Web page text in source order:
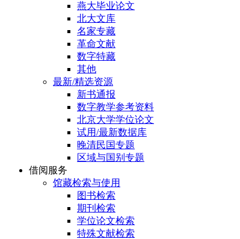
燕大毕业论文
北大文库
名家专藏
革命文献
数字特藏
其他
最新/精选资源
新书通报
数字教学参考资料
北京大学学位论文
试用/最新数据库
晚清民国专题
区域与国别专题
借阅服务
馆藏检索与使用
图书检索
期刊检索
学位论文检索
特殊文献检索